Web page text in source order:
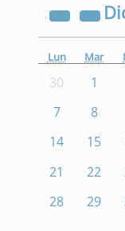
Lun Mar
30 1
7
8
14
15
21
22
28
29